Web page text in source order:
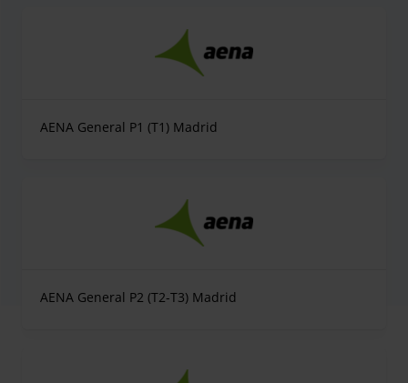
AENA General P1 (T1) Madrid
AENA General P2 (T2-T3) Madrid